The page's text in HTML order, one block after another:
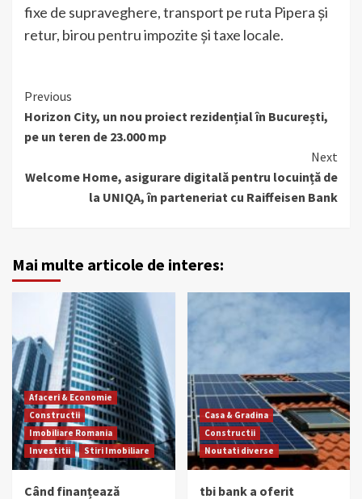
fixe de supraveghere, transport pe ruta Pipera și
retur, birou pentru impozite și taxe locale.
Continue
Reading
Previous
Horizon City, un nou proiect rezidențial în București,
pe un teren de 23.000 mp
Next
Welcome Home, asigurare digitală pentru locuință de
la UNIQA, în parteneriat cu Raiffeisen Bank
Mai multe articole de interes:
Afaceri & Economie
Constructii
Imobiliare Romania
Investitii
Stiri Imobiliare
Când finanțează
Casa & Gradina
Constructii
Noutati diverse
tbi bank a oferit